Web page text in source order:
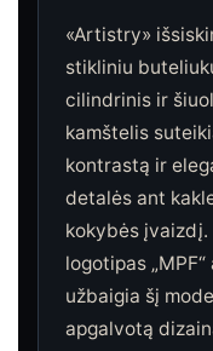
«Artistry»
stikliniu
cilindrinis ir
kamštelis
kontrastą ir
detalės ant
kokybės įvaizdį.
logotipas
užbaigia šį
apgalvotą